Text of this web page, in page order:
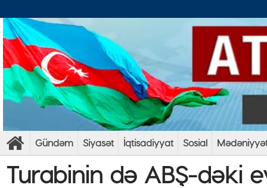
Gündəm Siyasət İqtisadiyyat Sosial
Turabinin də ABŞ-dəki